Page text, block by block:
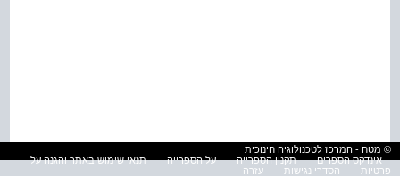
© מטח - המרכז לטכנולוגיה חינוכית
אינדקס הספרים
תקנון הספרייה על הספרייה
תנאי שימוש באתר והגנה על
פרטיות
הסדרי נגישות עזרה